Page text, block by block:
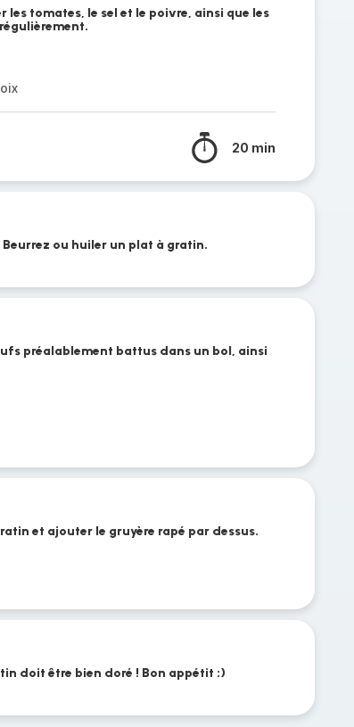
les tomates, le sel et le poivre, ainsi que les
20 min
ou huiler un plat à gratin.
préalablement battus dans un bol, ainsi
et ajouter le gruyère rapé par dessus.
doit être bien doré ! Bon appétit :)